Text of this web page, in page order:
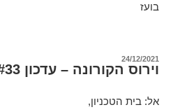
בועז
פורסם
24/12/2021
וירוס הקורונה – עדכון #33 – 24/12/2021
אל: בית הטכניון,